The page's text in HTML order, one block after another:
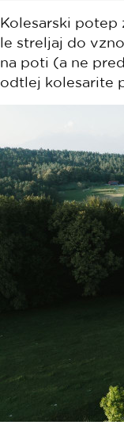
Kolesarski potep
le streljaj do
na poti (a ne
odtlej kolesarite